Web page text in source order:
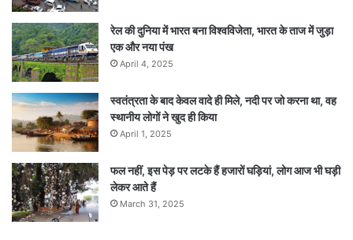
रेल की दुनिया में भारत बना विश्वविजेता, भारत के ताज में जुड़ा
एक और नया पंख
April 4, 2025
स्वतंत्रता के बाद केवल वादे ही मिले, नदी पर जो करना था, वह
स्थानीय लोगों ने खुद ही किया
April 1, 2025
फल नहीं, इस पेड़ पर लटके हैं हजारों घड़ियां, लोग आज भी घड़ी
लेकर आते हैं
March 31, 2025